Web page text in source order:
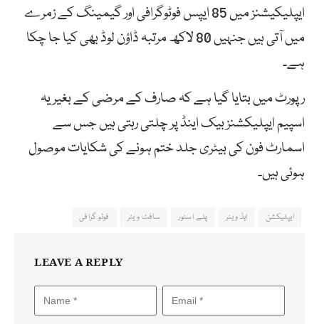
ایپلیکیشنز میں 85 ایپس فوٹوگرافی اور گیمینگ کے زمرے
میں آتی ہیں جنہیں 80 لاکھ مرتبہ ڈاؤن لوڈ بھی کیا جا چکا
ہے۔
رپورٹ میں بتایا گیا ہے کہ صارف کے مرضی کے بغیر یہ
اسپیم ایپلیکشنز بیک اینڈ پر چلتی رہتی ہیں جس سے
اسمارٹ فون کی بیٹری جلد ختم ہونے کی شکایات موصول
ہوئی ہیں۔
ایپلیکشن ایڈ ویئر پلے اسٹور سافٹ ویئر فوٹو گرافی
LEAVE A REPLY